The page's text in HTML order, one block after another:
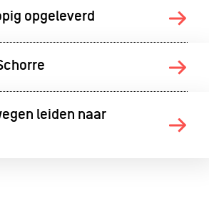
opgeleverd
leiden naar